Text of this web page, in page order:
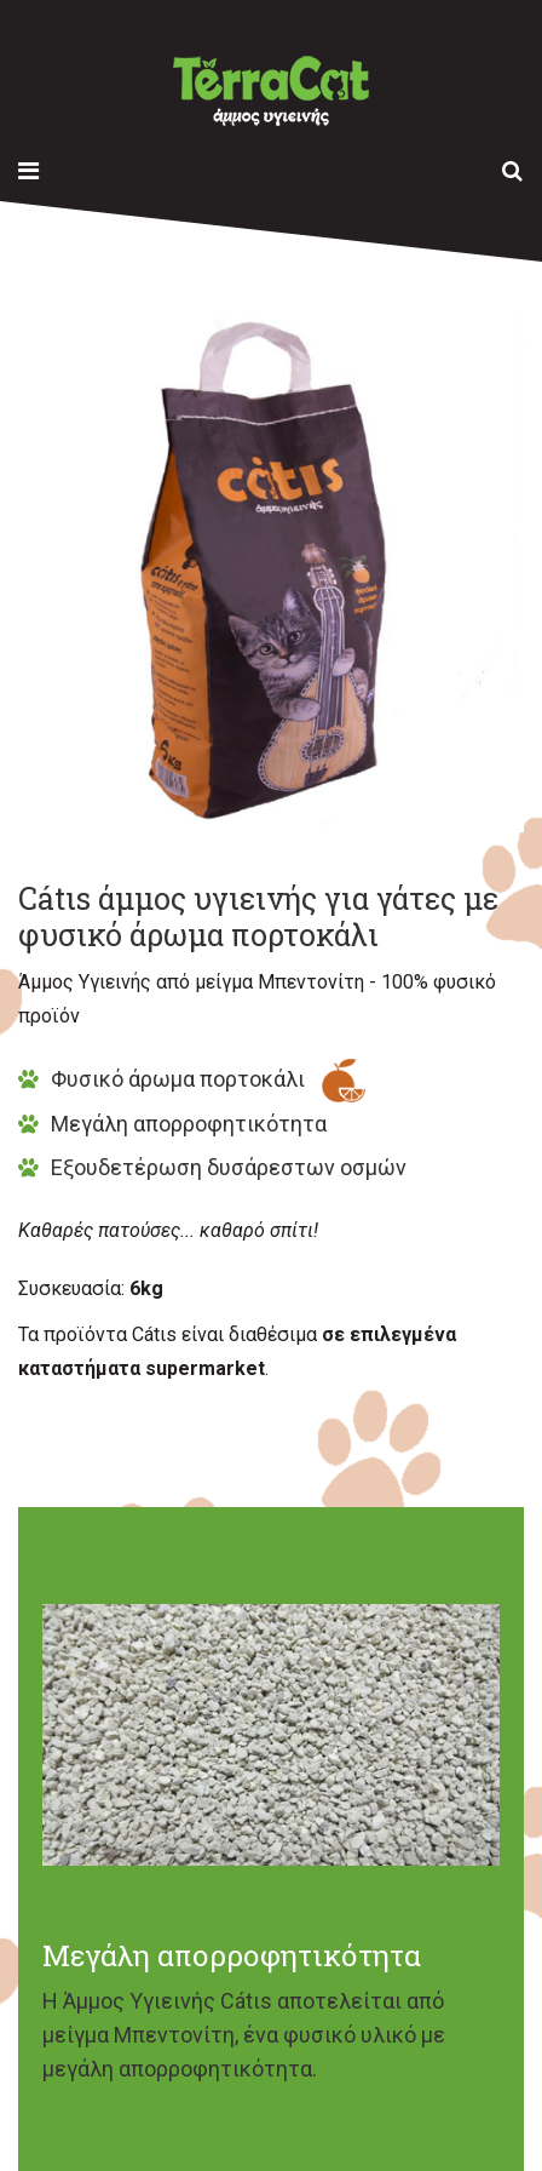
Cátιs άμμος υγιεινής για γάτες με
φυσικό άρωμα πορτοκάλι
Άμμος Υγιεινής από μείγμα Μπεντονίτη - 100% φυσικό
προϊόν
Φυσικό άρωμα πορτοκάλι
Μεγάλη απορροφητικότητα
Εξουδετέρωση δυσάρεστων οσμών
Καθαρές πατούσες... καθαρό σπίτι!
Συσκευασία: 6kg
Τα προϊόντα Cátιs είναι διαθέσιμα σε επιλεγμένα
καταστήματα supermarket.
Μεγάλη απορροφητικότητα
Η Άμμος Υγιεινής Cátιs αποτελείται από
μείγμα Μπεντονίτη, ένα φυσικό υλικό με
μεγάλη απορροφητικότητα.